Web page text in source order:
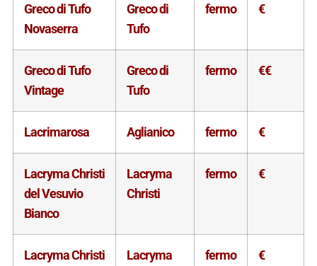
Greco di Tufo
Novaserra
Greco di
Tufo
fermo €
Greco di Tufo
Vintage
Greco di
Tufo
fermo €€
Lacrimarosa Aglianico fermo €
Lacryma Christi
del Vesuvio
Bianco
Lacryma
Christi
fermo €
Lacryma Christi
Lacryma
fermo €